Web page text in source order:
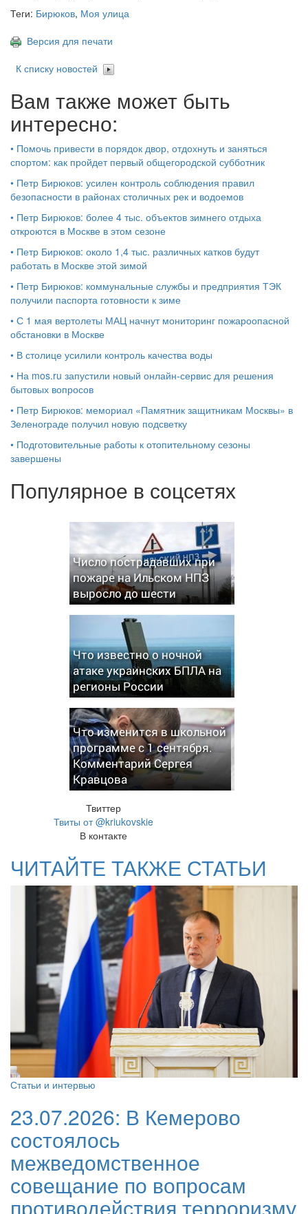
Теги: Бирюков, Моя улица
Версия для печати
К списку новостей
Вам также может быть
интересно:
• Помочь привести в порядок двор, отдохнуть и заняться
спортом: как пройдет первый общегородской субботник
• Петр Бирюков: усилен контроль соблюдения правил
безопасности в районах столичных рек и водоемов
• Петр Бирюков: более 4 тыс. объектов зимнего отдыха
откроются в Москве в этом сезоне
• Петр Бирюков: около 1,4 тыс. различных катков будут
работать в Москве этой зимой
• Петр Бирюков: коммунальные службы и предприятия ТЭК
получили паспорта готовности к зиме
• С 1 мая вертолеты МАЦ начнут мониторинг пожароопасной
обстановки в Москве
• В столице усилили контроль качества воды
• На mos.ru запустили новый онлайн-сервис для решения
бытовых вопросов
• Петр Бирюков: мемориал «Памятник защитникам Москвы» в
Зеленограде получил новую подсветку
• Подготовительные работы к отопительному сезоны
завершены
Популярное в соцсетях
Число пострадавших при
пожаре на Ильском НПЗ
выросло до шести
Что известно о ночной
атаке украинских БПЛА на
регионы России
Что изменится в школьной
программе с 1 сентября.
Комментарий Сергея
Кравцова
Твиттер
Твиты от @kriukovskie
В контакте
ЧИТАЙТЕ ТАКЖЕ СТАТЬИ
Статьи и интервью
23.07.2026: В Кемерово
состоялось
межведомственное
совещание по вопросам
противодействия терроризму